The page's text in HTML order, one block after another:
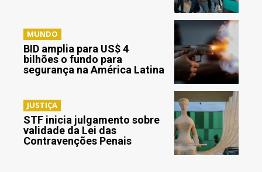
MUNDO
BID amplia para US$ 4
bilhões o fundo para
segurança na América Latina
JUSTIÇA
STF inicia julgamento sobre
validade da Lei das
Contravenções Penais